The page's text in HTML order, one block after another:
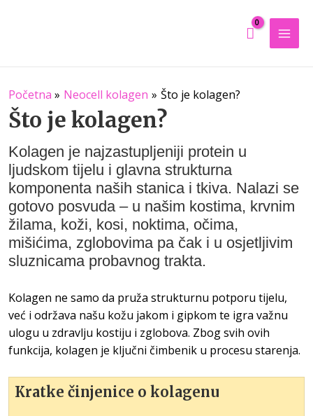
Main
Početna Neocell kolagen Što je kolagen?
Što je kolagen?
Kolagen je najzastupljeniji protein u
ljudskom tijelu i glavna strukturna
komponenta naših stanica i tkiva. Nalazi se
gotovo posvuda – u našim kostima, krvnim
žilama, koži, kosi, noktima, očima,
mišićima, zglobovima pa čak i u osjetljivim
sluznicama probavnog trakta.
Kolagen ne samo da pruža strukturnu potporu tijelu,
već i održava našu kožu jakom i gipkom te igra važnu
ulogu u zdravlju kostiju i zglobova. Zbog svih ovih
funkcija, kolagen je ključni čimbenik u procesu starenja.
Kratke činjenice o kolagenu